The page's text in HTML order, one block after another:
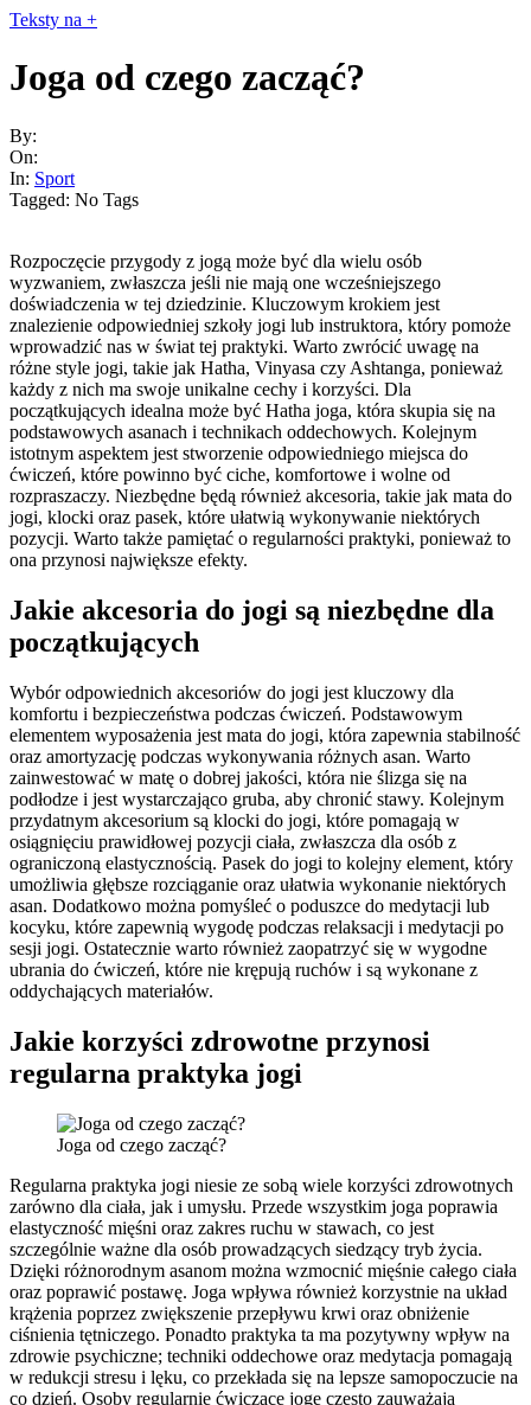
Skip
content
Teksty na +
Joga od czego zacząć?
By:
On:
In: Sport
Tagged: No Tags
Rozpoczęcie przygody z jogą może być dla wielu osób
wyzwaniem, zwłaszcza jeśli nie mają one wcześniejszego
doświadczenia w tej dziedzinie. Kluczowym krokiem jest
znalezienie odpowiedniej szkoły jogi lub instruktora, który pomoże
wprowadzić nas w świat tej praktyki. Warto zwrócić uwagę na
różne style jogi, takie jak Hatha, Vinyasa czy Ashtanga, ponieważ
każdy z nich ma swoje unikalne cechy i korzyści. Dla
początkujących idealna może być Hatha joga, która skupia się na
podstawowych asanach i technikach oddechowych. Kolejnym
istotnym aspektem jest stworzenie odpowiedniego miejsca do
ćwiczeń, które powinno być ciche, komfortowe i wolne od
rozpraszaczy. Niezbędne będą również akcesoria, takie jak mata do
jogi, klocki oraz pasek, które ułatwią wykonywanie niektórych
pozycji. Warto także pamiętać o regularności praktyki, ponieważ to
ona przynosi największe efekty.
Jakie akcesoria do jogi są niezbędne dla
początkujących
Wybór odpowiednich akcesoriów do jogi jest kluczowy dla
komfortu i bezpieczeństwa podczas ćwiczeń. Podstawowym
elementem wyposażenia jest mata do jogi, która zapewnia stabilność
oraz amortyzację podczas wykonywania różnych asan. Warto
zainwestować w matę o dobrej jakości, która nie ślizga się na
podłodze i jest wystarczająco gruba, aby chronić stawy. Kolejnym
przydatnym akcesorium są klocki do jogi, które pomagają w
osiągnięciu prawidłowej pozycji ciała, zwłaszcza dla osób z
ograniczoną elastycznością. Pasek do jogi to kolejny element, który
umożliwia głębsze rozciąganie oraz ułatwia wykonanie niektórych
asan. Dodatkowo można pomyśleć o poduszce do medytacji lub
kocyku, które zapewnią wygodę podczas relaksacji i medytacji po
sesji jogi. Ostatecznie warto również zaopatrzyć się w wygodne
ubrania do ćwiczeń, które nie krępują ruchów i są wykonane z
oddychających materiałów.
Jakie korzyści zdrowotne przynosi
regularna praktyka jogi
Joga od czego zacząć?
Regularna praktyka jogi niesie ze sobą wiele korzyści zdrowotnych
zarówno dla ciała, jak i umysłu. Przede wszystkim joga poprawia
elastyczność mięśni oraz zakres ruchu w stawach, co jest
szczególnie ważne dla osób prowadzących siedzący tryb życia.
Dzięki różnorodnym asanom można wzmocnić mięśnie całego ciała
oraz poprawić postawę. Joga wpływa również korzystnie na układ
krążenia poprzez zwiększenie przepływu krwi oraz obniżenie
ciśnienia tętniczego. Ponadto praktyka ta ma pozytywny wpływ na
zdrowie psychiczne; techniki oddechowe oraz medytacja pomagają
w redukcji stresu i lęku, co przekłada się na lepsze samopoczucie na
co dzień. Osoby regularnie ćwiczące jogę często zauważają